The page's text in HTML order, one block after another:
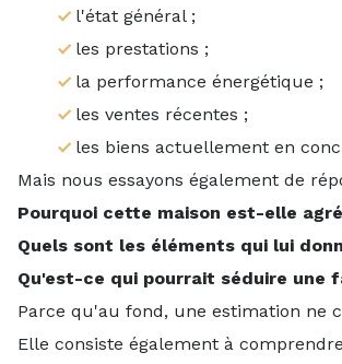
l'état général ;
les prestations ;
la performance énergétique ;
les ventes récentes ;
les biens actuellement en
Mais nous essayons également de
Pourquoi cette maison est-elle
Quels sont les éléments qui lui
Qu'est-ce qui pourrait séduire une
Parce qu'au fond, une estimation ne
Elle consiste également à